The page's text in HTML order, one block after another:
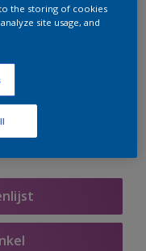
gaten, we werken
to the storing of cookies
site usage, and